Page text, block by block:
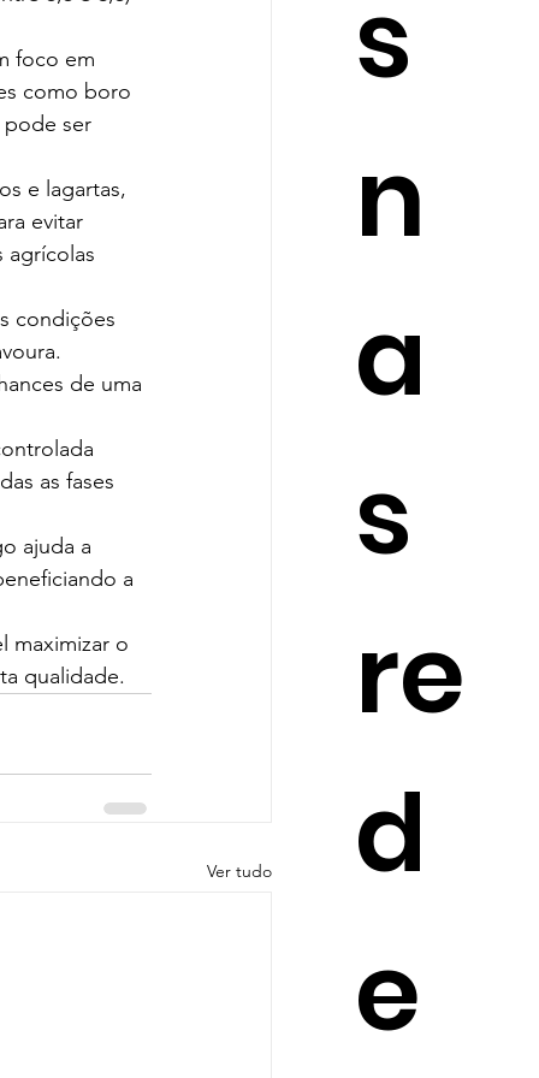
s
n
a
s
re
d
e
foco em
como boro
pode ser
e lagartas,
evitar
condições
de uma
as fases
ajuda a
a
maximizar o
qualidade.
Ver tudo